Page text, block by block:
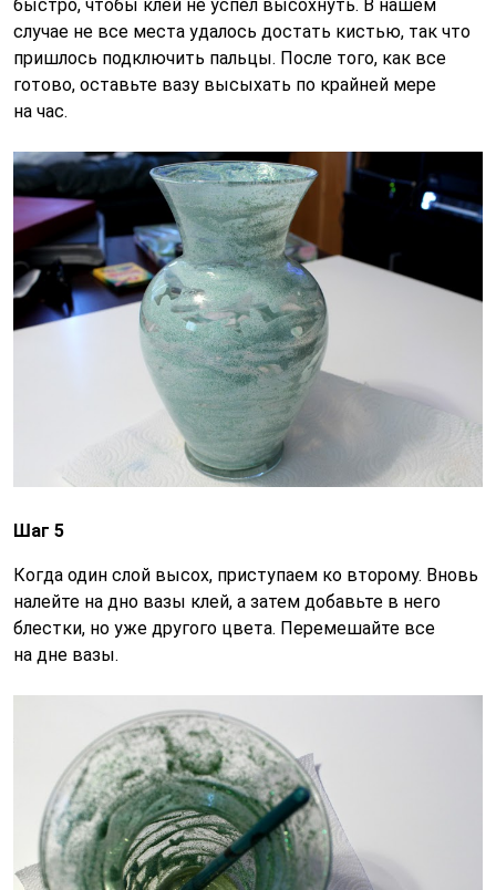
быстро, чтобы клей не успел высохнуть. В нашем
случае не все места удалось достать кистью, так что
пришлось подключить пальцы. После того, как все
готово, оставьте вазу высыхать по крайней мере
на час.
Шаг 5
Когда один слой высох, приступаем ко второму. Вновь
налейте на дно вазы клей, а затем добавьте в него
блестки, но уже другого цвета. Перемешайте все
на дне вазы.